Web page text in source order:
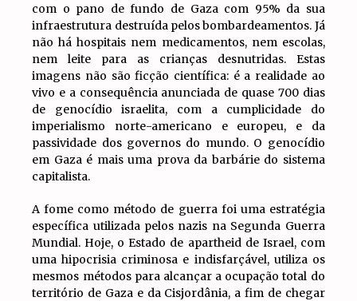
com o pano de fundo de Gaza com 95% da sua
infraestrutura destruída pelos bombardeamentos. Já
não há hospitais nem medicamentos, nem escolas,
nem leite para as crianças desnutridas. Estas
imagens não são ficção científica: é a realidade ao
vivo e a consequência anunciada de quase 700 dias
de genocídio israelita, com a cumplicidade do
imperialismo norte-americano e europeu, e da
passividade dos governos do mundo. O genocídio
em Gaza é mais uma prova da barbárie do sistema
capitalista.
A fome como método de guerra foi uma estratégia
específica utilizada pelos nazis na Segunda Guerra
Mundial. Hoje, o Estado de apartheid de Israel, com
uma hipocrisia criminosa e indisfarçável, utiliza os
mesmos métodos para alcançar a ocupação total do
território de Gaza e da Cisjordânia, a fim de chegar